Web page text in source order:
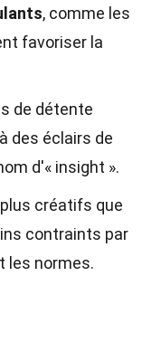
, comme les
favoriser la
de détente
des éclairs de
d'« insight ».
créatifs que
contraints par
les normes.